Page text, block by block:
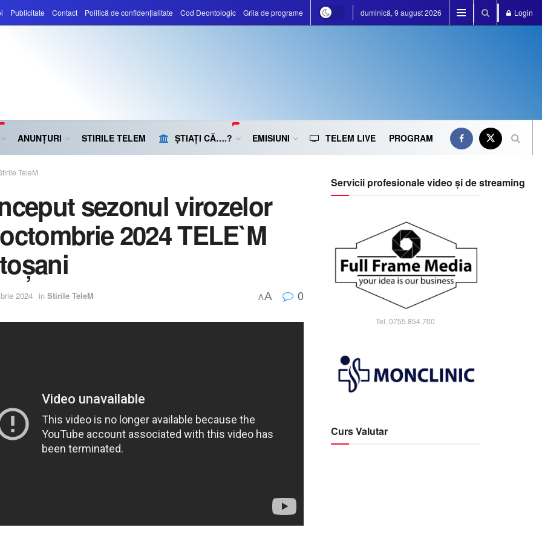
Publicitate Contact Politică de confidențialitate Cod Deontologic Grila de programe duminică, 9 august 2026 Login
ANUNȚURI STIRILE TELEM ȘTIAȚI CĂ….? EMISIUNI TELEM LIVE PROGRAM
TeleM
sezonul virozelor
2024 TELE`M
2024 in Stirile TeleM AA 0
Servicii profesionale video și de streaming
Tel. 0755.854.700
Curs Valutar